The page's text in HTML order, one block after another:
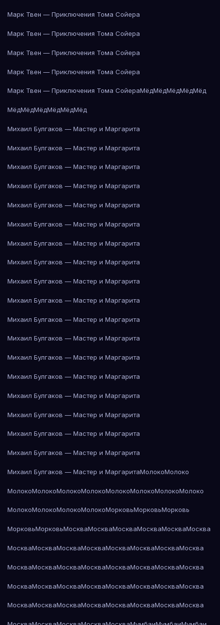
Марк Твен — Приключения Тома Сойера
Марк Твен — Приключения Тома Сойера
Марк Твен — Приключения Тома Сойера
Марк Твен — Приключения Тома Сойера
Марк Твен — Приключения Тома СойераМёдМёдМёдМёдМёд
МёдМёдМёдМёдМёдМёд
Михаил Булгаков — Мастер и Маргарита
Михаил Булгаков — Мастер и Маргарита
Михаил Булгаков — Мастер и Маргарита
Михаил Булгаков — Мастер и Маргарита
Михаил Булгаков — Мастер и Маргарита
Михаил Булгаков — Мастер и Маргарита
Михаил Булгаков — Мастер и Маргарита
Михаил Булгаков — Мастер и Маргарита
Михаил Булгаков — Мастер и Маргарита
Михаил Булгаков — Мастер и Маргарита
Михаил Булгаков — Мастер и Маргарита
Михаил Булгаков — Мастер и Маргарита
Михаил Булгаков — Мастер и Маргарита
Михаил Булгаков — Мастер и Маргарита
Михаил Булгаков — Мастер и Маргарита
Михаил Булгаков — Мастер и Маргарита
Михаил Булгаков — Мастер и Маргарита
Михаил Булгаков — Мастер и Маргарита
Михаил Булгаков — Мастер и МаргаритаМолокоМолоко
МолокоМолокоМолокоМолокоМолокоМолокоМолокоМолоко
МолокоМолокоМолокоМолокоМорковьМорковьМорковь
МорковьМорковьМоскваМоскваМоскваМоскваМоскваМосква
МоскваМоскваМоскваМоскваМоскваМоскваМоскваМосква
МоскваМоскваМоскваМоскваМоскваМоскваМоскваМосква
МоскваМоскваМоскваМоскваМоскваМоскваМоскваМосква
МоскваМоскваМоскваМоскваМоскваМоскваМоскваМосква